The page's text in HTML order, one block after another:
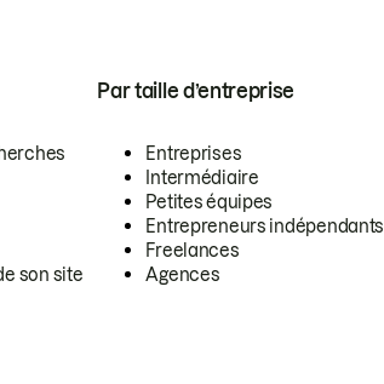
son site
Par taille d’entreprise
Entreprises
Intermédiaire
Petites équipes
Entrepreneurs indépendants
Freelances
Agences